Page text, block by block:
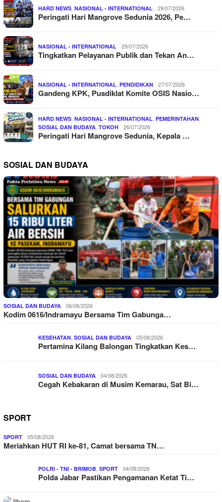
HARD NEWS NASIONAL - INTERNATIONAL 29/07/2026
Peringati Hari Mangrove Sedunia 2026, Pe…
NASIONAL - INTERNATIONAL 29/07/2026
Tingkatkan Pelayanan Publik dan Tekan An…
NASIONAL - INTERNATIONAL PENDIDIKAN 27/07/2026
Gandeng KPK, Pusdiklat Komite OSIS Nasio…
HARD NEWS NASIONAL - INTERNATIONAL PEMERINTAHAN
SOSIAL DAN BUDAYA TOKOH 26/07/2026
Peringati Hari Mangrove Sedunia, Kepala …
SOSIAL DAN BUDAYA
SOSIAL DAN BUDAYA 06/08/2026
Kodim 0616/Indramayu Bersama Tim Gabunga…
KESEHATAN SOSIAL DAN BUDAYA 05/08/2026
Pertamina Kilang Balongan Tingkatkan Kes…
SOSIAL DAN BUDAYA 04/08/2026
Cegah Kebakaran di Musim Kemarau, Sat Bi…
SPORT
SPORT 05/08/2026
Meriahkan HUT RI ke-81, Camat bersama TN…
POLRI - TNI - BRIMOB SPORT 04/08/2026
Polda Jabar Pastikan Pengamanan Ketat Ti…